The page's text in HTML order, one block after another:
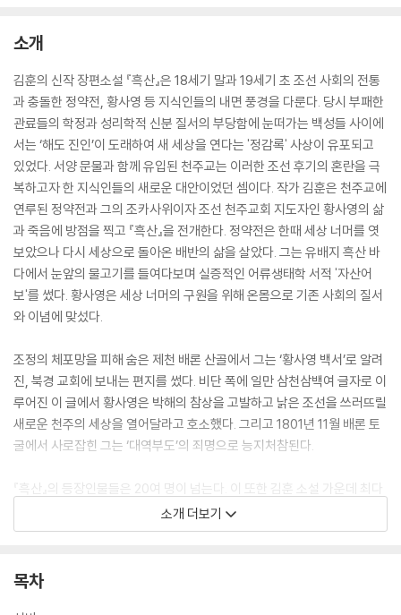
소개
김훈의 신작 장편소설 『흑산』은 18세기 말과 19세기 초 조선 사회의 전통
과 충돌한 정약전, 황사영 등 지식인들의 내면 풍경을 다룬다. 당시 부패한
관료들의 학정과 성리학적 신분 질서의 부당함에 눈떠가는 백성들 사이에
서는 ‘해도 진인’이 도래하여 새 세상을 연다는 '정감록' 사상이 유포되고
있었다. 서양 문물과 함께 유입된 천주교는 이러한 조선 후기의 혼란을 극
복하고자 한 지식인들의 새로운 대안이었던 셈이다. 작가 김훈은 천주교에
연루된 정약전과 그의 조카사위이자 조선 천주교회 지도자인 황사영의 삶
과 죽음에 방점을 찍고 『흑산』을 전개한다. 정약전은 한때 세상 너머를 엿
보았으나 다시 세상으로 돌아온 배반의 삶을 살았다. 그는 유배지 흑산 바
다에서 눈앞의 물고기를 들여다보며 실증적인 어류생태학 서적 '자산어
보'를 썼다. 황사영은 세상 너머의 구원을 위해 온몸으로 기존 사회의 질서
와 이념에 맞섰다.
조정의 체포망을 피해 숨은 제천 배론 산골에서 그는 ‘황사영 백서’로 알려
진, 북경 교회에 보내는 편지를 썼다. 비단 폭에 일만 삼천삼백여 글자로 이
루어진 이 글에서 황사영은 박해의 참상을 고발하고 낡은 조선을 쓰러뜨릴
새로운 천주의 세상을 열어달라고 호소했다. 그리고 1801년 11월 배론 토
굴에서 사로잡힌 그는 ‘대역부도’의 죄명으로 능지처참된다.
『흑산』의 등장인물들은 20여 명이 넘는다. 이 또한 김훈 소설 가운데 최다
등장인물이다. 정약전과 황사영의 이야기를 한 축으로, 조정과 양반 지식
인, 중인, 하급 관원, 마부, 어부, 노비 등 각 계층의 생생한 캐릭터들이 엮
소개 더보기
목차